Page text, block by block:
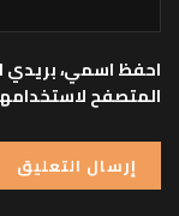
احفظ اسمي، بريدي
المتصفح